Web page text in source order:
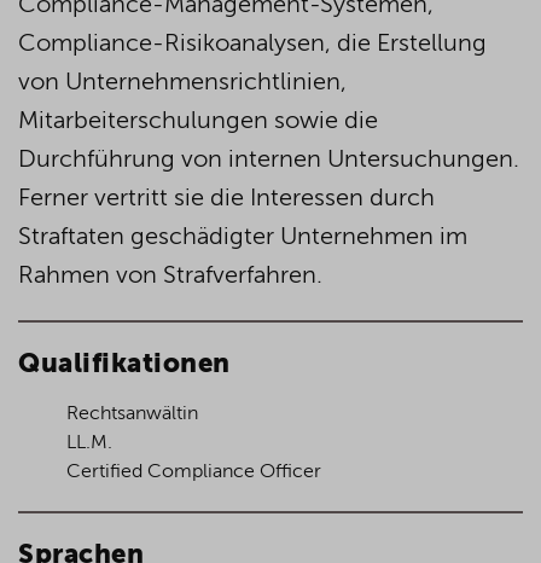
Compliance-Management-Systemen,
Compliance-Risikoanalysen, die Erstellung
von Unternehmensrichtlinien,
Mitarbeiterschulungen sowie die
Durchführung von internen Untersuchungen.
Ferner vertritt sie die Interessen durch
Straftaten geschädigter Unternehmen im
Rahmen von Strafverfahren.
Qualifikationen
Rechtsanwältin
LL.M.
Certified Compliance Officer
Sprachen